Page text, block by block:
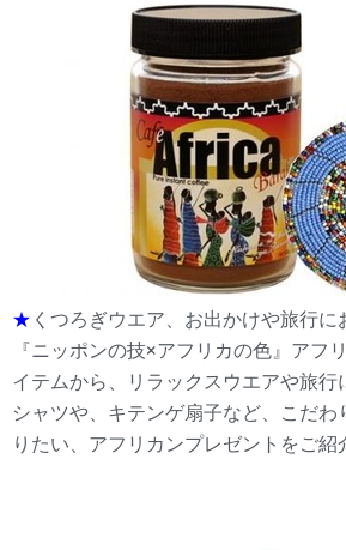
★ くつろぎウエア、お出かけや旅行に
『ニッポンの技×アフリカの色』アフ
イテムから、リラックスウエアや旅行
シャツや、キテンゲ扇子など、こだ
りたい、アフリカンプレゼントをご紹